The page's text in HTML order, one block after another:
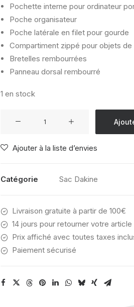
Pochette interne pour ordinateur
Poche organisateur
Poche latérale en filet pour gourde
Compartiment zippé pour objets de
Bretelles rembourrées
Panneau dorsal rembourré
1 en stock
CLASS
25L
Ajouter à la liste d’envies
Catégorie Sac Dakine
Livraison gratuite à partir de 100€
14 jours pour retourner votre article
Prix affiché avec toutes taxes
Paiement sécurisé